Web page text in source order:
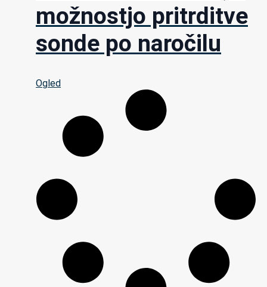
možnostjo pritrditve
sonde po naročilu
Ogled